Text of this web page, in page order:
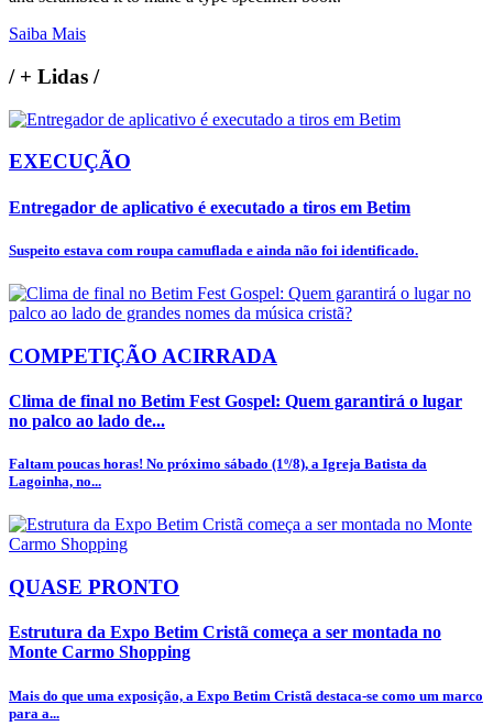
Saiba Mais
/+ Lidas /
EXECUÇÃO
Entregador de aplicativo é executado a tiros em Betim
Suspeito estava com roupa camuflada e ainda não foi identificado.
COMPETIÇÃO ACIRRADA
Clima de final no Betim Fest Gospel: Quem garantirá o lugar
no palco ao lado de...
Faltam poucas horas! No próximo sábado (1º/8), a Igreja Batista da
Lagoinha, no...
QUASE PRONTO
Estrutura da Expo Betim Cristã começa a ser montada no
Monte Carmo Shopping
Mais do que uma exposição, a Expo Betim Cristã destaca-se como um marco
para a...